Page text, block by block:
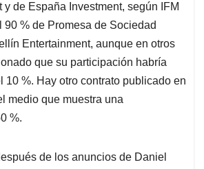
y de España Investment, según IFM
90 % de Promesa de Sociedad
Entertainment, aunque en otros
que su participación habría
10 %. Hay otro contrato publicado en
medio que muestra una
%.
de los anuncios de Daniel